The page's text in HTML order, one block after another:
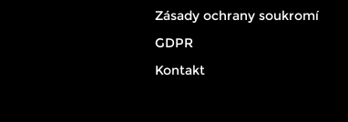
Zásady ochrany soukromí
GDPR
Kontakt